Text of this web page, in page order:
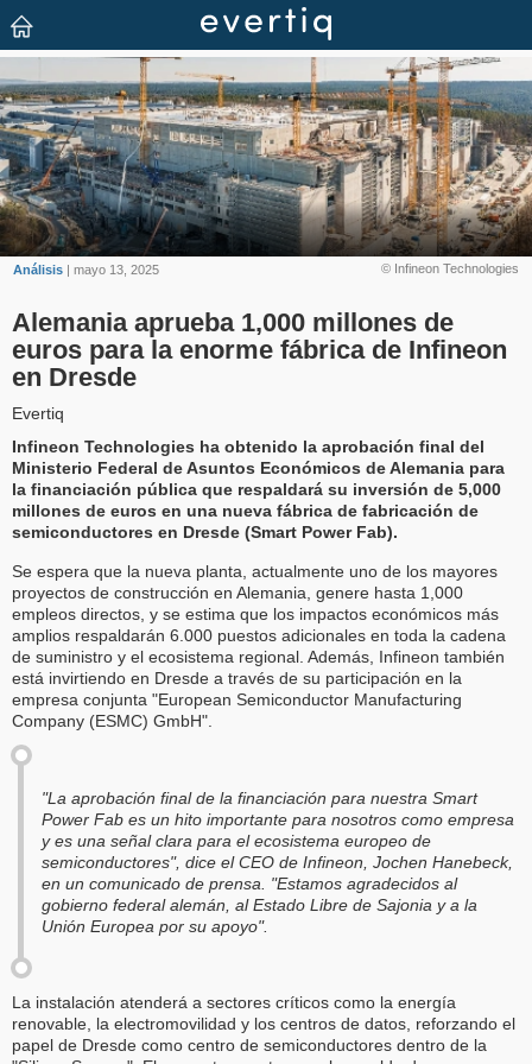
© Infineon Technologies
Análisis | mayo 13, 2025
Alemania aprueba 1,000 millones de
euros para la enorme fábrica de Infineon
en Dresde
Evertiq
Infineon Technologies ha obtenido la aprobación final del
Ministerio Federal de Asuntos Económicos de Alemania para
la financiación pública que respaldará su inversión de 5,000
millones de euros en una nueva fábrica de fabricación de
semiconductores en Dresde (Smart Power Fab).
Se espera que la nueva planta, actualmente uno de los mayores
proyectos de construcción en Alemania, genere hasta 1,000
empleos directos, y se estima que los impactos económicos más
amplios respaldarán 6.000 puestos adicionales en toda la cadena
de suministro y el ecosistema regional. Además, Infineon también
está invirtiendo en Dresde a través de su participación en la
empresa conjunta "European Semiconductor Manufacturing
Company (ESMC) GmbH".
"La aprobación final de la financiación para nuestra Smart
Power Fab es un hito importante para nosotros como empresa
y es una señal clara para el ecosistema europeo de
semiconductores", dice el CEO de Infineon, Jochen Hanebeck,
en un comunicado de prensa. "Estamos agradecidos al
gobierno federal alemán, al Estado Libre de Sajonia y a la
Unión Europea por su apoyo".
La instalación atenderá a sectores críticos como la energía
renovable, la electromovilidad y los centros de datos, reforzando el
papel de Dresde como centro de semiconductores dentro de la